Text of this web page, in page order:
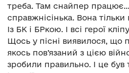
треба. Там снайпер працює…
справжнісінька. Вона тільки
Із БК і БРкою. І всі герої
Щось у пісні виявилося, що
якось пов’язаний з цією
зробили правильно. І це був